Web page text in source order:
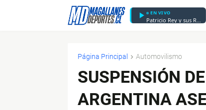
EN VIVO
Patricio Rey y sus Redonditos de Ricota - Ji Ji Ji
Página Principal Automovilismo
SUSPENSIÓN
ARGENTINA